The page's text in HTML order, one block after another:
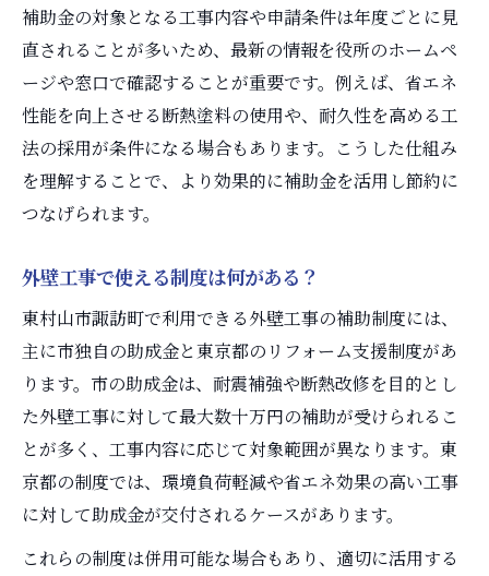
補助金の対象となる工事内容や申請条件は年度ごとに見
直されることが多いため、最新の情報を役所のホームペ
ージや窓口で確認することが重要です。例えば、省エネ
性能を向上させる断熱塗料の使用や、耐久性を高める工
法の採用が条件になる場合もあります。こうした仕組み
を理解することで、より効果的に補助金を活用し節約に
つなげられます。
外壁工事で使える制度は何がある？
東村山市諏訪町で利用できる外壁工事の補助制度には、
主に市独自の助成金と東京都のリフォーム支援制度があ
ります。市の助成金は、耐震補強や断熱改修を目的とし
た外壁工事に対して最大数十万円の補助が受けられるこ
とが多く、工事内容に応じて対象範囲が異なります。東
京都の制度では、環境負荷軽減や省エネ効果の高い工事
に対して助成金が交付されるケースがあります。
これらの制度は併用可能な場合もあり、適切に活用する